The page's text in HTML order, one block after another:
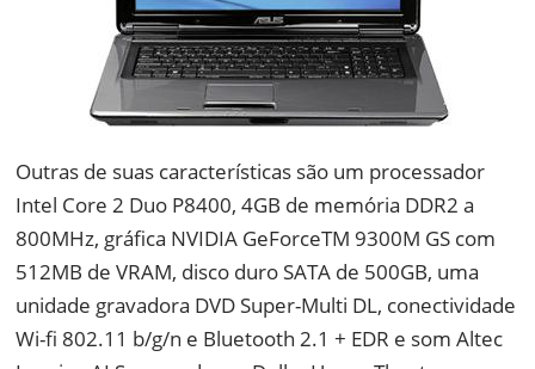
Outras de suas características são um processador
Intel Core 2 Duo P8400, 4GB de memória DDR2 a
800MHz, gráfica NVIDIA GeForceTM 9300M GS com
512MB de VRAM, disco duro SATA de 500GB, uma
unidade gravadora DVD Super-Multi DL, conectividade
Wi-fi 802.11 b/g/n e Bluetooth 2.1 + EDR e som Altec